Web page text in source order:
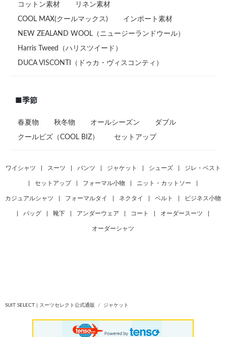
コットン素材 リネン素材
COOL MAX(クールマックス) インポート素材
NEW ZEALAND WOOL（ニュージーランドウール）
Harris Tweed（ハリスツイード）
DUCA VISCONTI（ドゥカ・ヴィスコンティ）
■季節
春夏物 秋冬物 オールシーズン ダブル
クールビズ（COOL BIZ） セットアップ
ワイシャツ スーツ パンツ ジャケット シューズ ジレ・ベスト
セットアップ フォーマル小物 ニット・カットソー
カジュアルシャツ フォーマルタイ ネクタイ ベルト ビジネス小物
バッグ 靴下 アンダーウェア コート オーダースーツ
オーダーシャツ
SUIT SELECT | スーツセレクト公式通販 ジャケット